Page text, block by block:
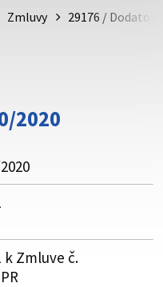
zdieľate informácie iba
Zabezpečená stránka
webového sídla.
Zmluvy 29176 / Dodatok
2020
k Zmluve č.